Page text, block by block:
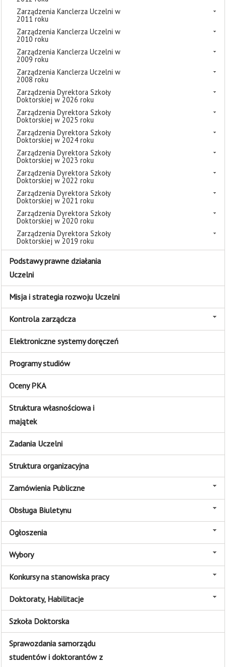
Zarządzenia Kanclerza Uczelni w
2011 roku
Zarządzenia Kanclerza Uczelni w
2010 roku
Zarządzenia Kanclerza Uczelni w
2009 roku
Zarządzenia Kanclerza Uczelni w
2008 roku
Zarządzenia Dyrektora Szkoły
Doktorskiej w 2026 roku
Zarządzenia Dyrektora Szkoły
Doktorskiej w 2025 roku
Zarządzenia Dyrektora Szkoły
Doktorskiej w 2024 roku
Zarządzenia Dyrektora Szkoły
Doktorskiej w 2023 roku
Zarządzenia Dyrektora Szkoły
Doktorskiej w 2022 roku
Zarządzenia Dyrektora Szkoły
Doktorskiej w 2021 roku
Zarządzenia Dyrektora Szkoły
Doktorskiej w 2020 roku
Zarządzenia Dyrektora Szkoły
Doktorskiej w 2019 roku
Podstawy prawne działania
Uczelni
Misja i strategia rozwoju Uczelni
Kontrola zarządcza
Elektroniczne systemy doręczeń
Programy studiów
Oceny PKA
Struktura własnościowa i
majątek
Zadania Uczelni
Struktura organizacyjna
Zamówienia Publiczne
Obsługa Biuletynu
Ogłoszenia
Wybory
Konkursy na stanowiska pracy
Doktoraty, Habilitacje
Szkoła Doktorska
Sprawozdania samorządu
studentów i doktorantów z